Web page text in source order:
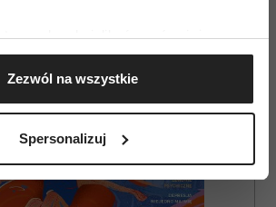
zgodę, chcielibyśmy również:
dane dotyczące Twojej lokalizacji
z dokładnością nawet do kilku metrów
Twoje urządzenie, aktywnie
czyli wirtualny odcisk palca)
oraz ustaw własne preferencje w
Zezwól na wszystkie
Spersonalizuj